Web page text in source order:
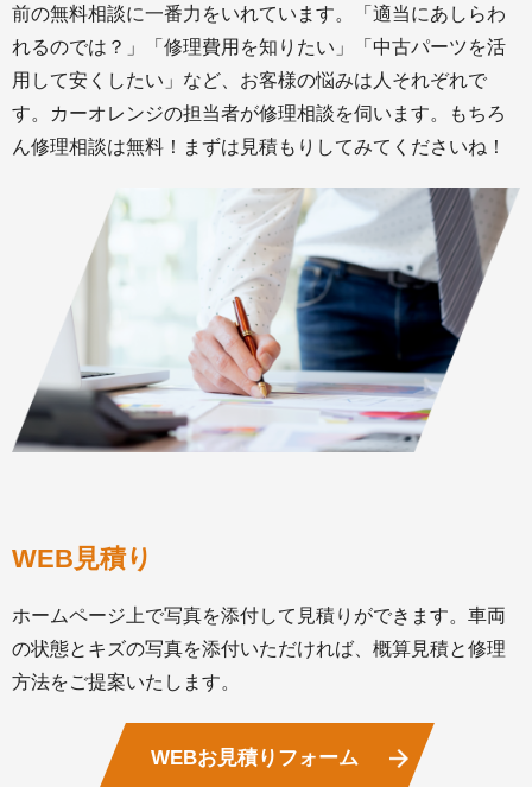
前の無料相談に一番力をいれています。「適当にあしらわ
れるのでは？」「修理費用を知りたい」「中古パーツを活
用して安くしたい」など、お客様の悩みは人それぞれで
す。カーオレンジの担当者が修理相談を伺います。もちろ
ん修理相談は無料！まずは見積もりしてみてくださいね！
WEB見積り
ホームページ上で写真を添付して見積りができます。車両
の状態とキズの写真を添付いただければ、概算見積と修理
方法をご提案いたします。
WEBお見積りフォーム